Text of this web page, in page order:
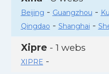
Beijing - Guangzhou -
Qingdao - Shanghai -
Xipre - 1 webs
XIPRE -